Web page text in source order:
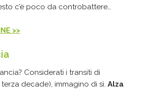
c’è poco da controbattere…
>>
Considerati i transiti di
decade), immagino di sì. Alza